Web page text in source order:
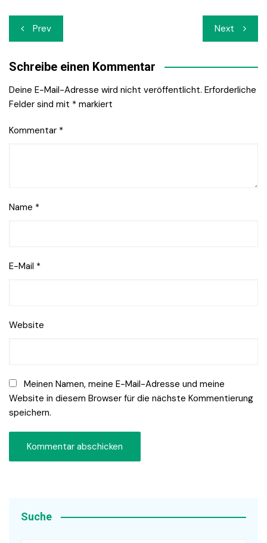
Beitrags-
Navigation
Prev Next
Schreibe einen Kommentar
Deine E-Mail-Adresse wird nicht veröffentlicht. Erforderliche
Felder sind mit * markiert
Kommentar *
Name *
E-Mail *
Website
Meinen Namen, meine E-Mail-Adresse und meine
Website in diesem Browser für die nächste Kommentierung
speichern.
Suche